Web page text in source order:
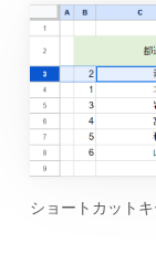
ショートカット